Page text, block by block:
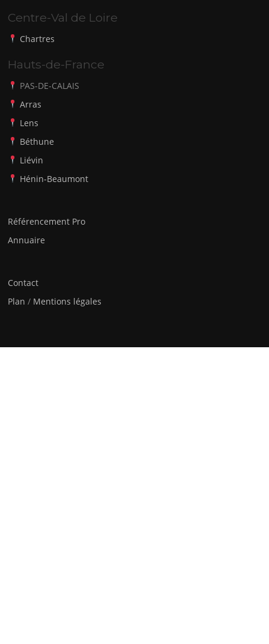
Centre-Val de Loire
Chartres
Hauts-de-France
PAS-DE-CALAIS
Arras
Lens
Béthune
Liévin
Hénin-Beaumont
Référencement Pro
Annuaire
Contact
Plan / Mentions légales